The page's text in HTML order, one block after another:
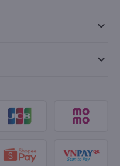
keyboard_arrow_down
keyboard_arrow_down